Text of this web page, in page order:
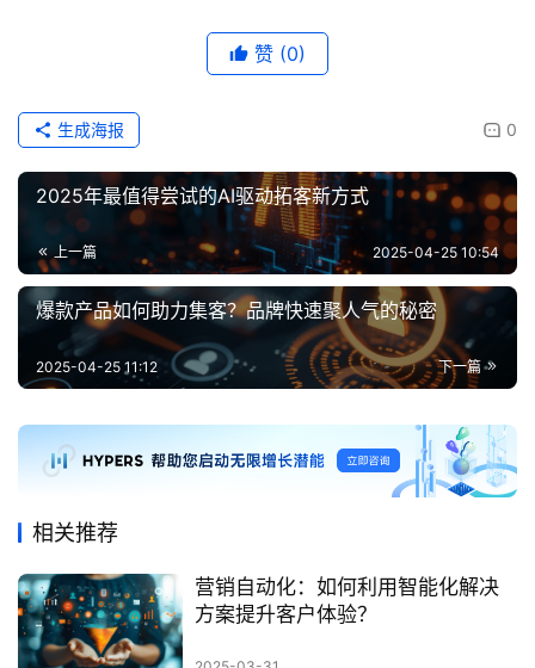
赞 (0)
0
生成海报
2025年最值得尝试的AI驱动拓客新方式
上一篇 2025-04-25 10:54
爆款产品如何助力集客？品牌快速聚人气的秘密
下一篇
2025-04-25 11:12
相关推荐
营销自动化：如何利用智能化解决
方案提升客户体验？